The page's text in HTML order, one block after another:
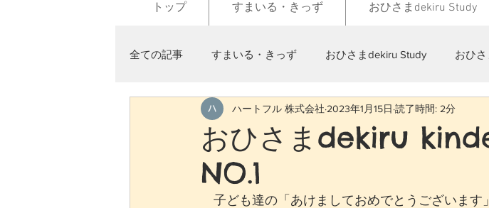
トップ すまいる・きっず おひさまdekiru Study
全ての記事 すまいる・きっず おひさまdekiru Study おひ
おひさまdekiru
NO.1
ハートフル 株式会社 2023年1月15日 読了時間: 2分
子ども達の「あけましておめでとうございます